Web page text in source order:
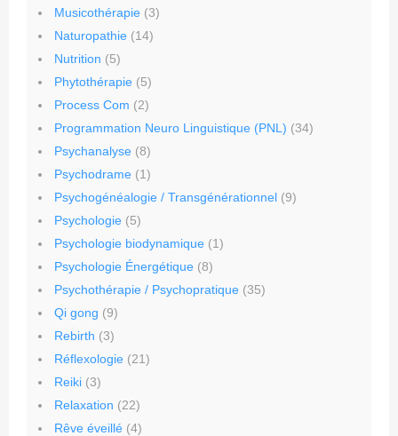
Musicothérapie (3)
Naturopathie (14)
Nutrition (5)
Phytothérapie (5)
Process Com (2)
Programmation Neuro Linguistique (PNL) (34)
Psychanalyse (8)
Psychodrame (1)
Psychogénéalogie / Transgénérationnel (9)
Psychologie (5)
Psychologie biodynamique (1)
Psychologie Énergétique (8)
Psychothérapie / Psychopratique (35)
Qi gong (9)
Rebirth (3)
Réflexologie (21)
Reiki (3)
Relaxation (22)
Rêve éveillé (4)